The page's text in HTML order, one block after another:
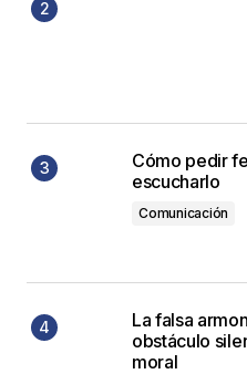
Cómo pedir
escucharlo
Comunicación
La falsa
obstáculo
moral